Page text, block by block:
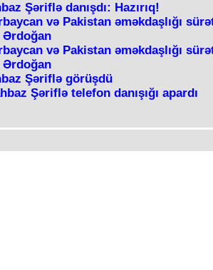
Şəriflə danışdı: Hazırıq!
və Pakistan əməkdaşlığı
və Pakistan əməkdaşlığı
Şəriflə görüşdü
Şəriflə telefon danışığı apardı